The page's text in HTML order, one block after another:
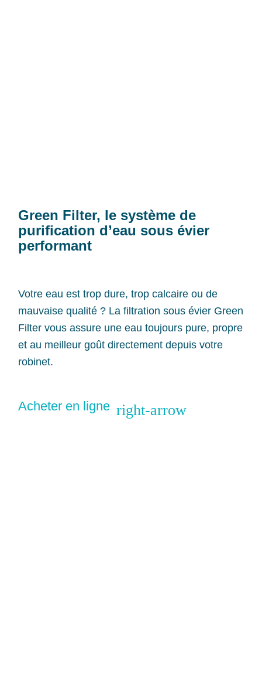
Green Filter, le système de
purification d’eau sous évier
performant
Votre eau est trop dure, trop calcaire ou de
mauvaise qualité ? La filtration sous évier Green
Filter vous assure une eau toujours pure, propre
et au meilleur goût directement depuis votre
robinet.
Acheter en ligne